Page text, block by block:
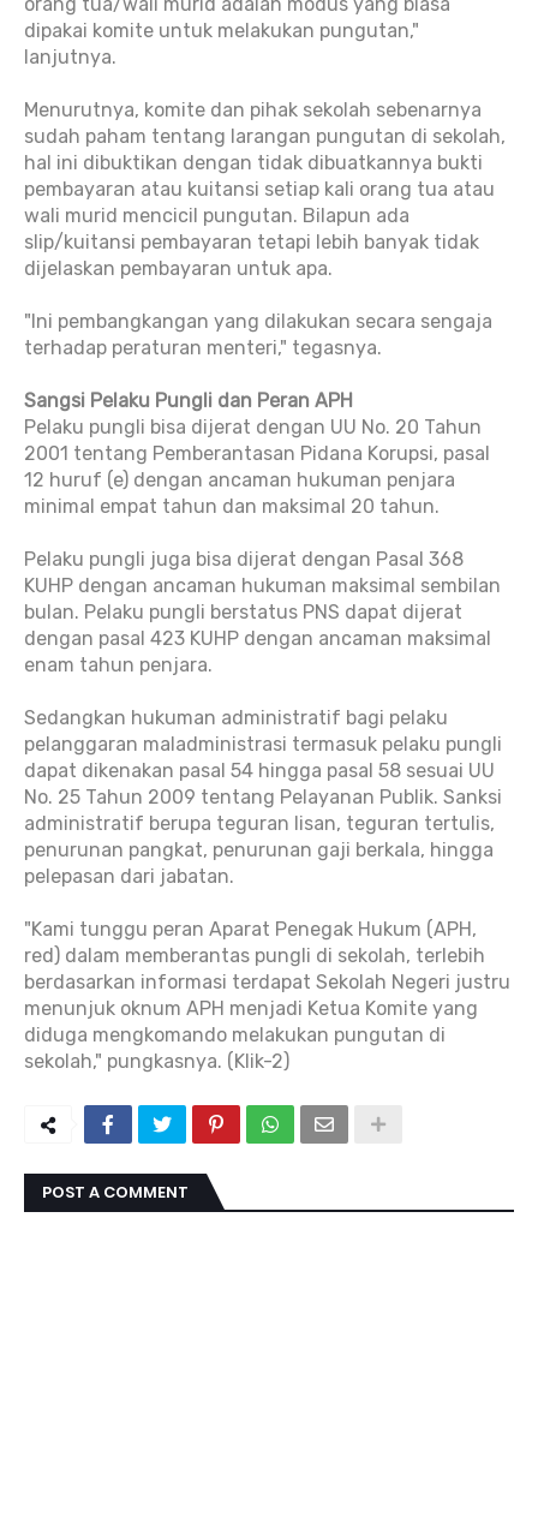
dipakai komite untuk melakukan pungutan,"
lanjutnya.
Menurutnya, komite dan pihak sekolah sebenarnya
sudah paham tentang larangan pungutan di sekolah,
hal ini dibuktikan dengan tidak dibuatkannya bukti
pembayaran atau kuitansi setiap kali orang tua atau
wali murid mencicil pungutan. Bilapun ada
slip/kuitansi pembayaran tetapi lebih banyak tidak
dijelaskan pembayaran untuk apa.
"Ini pembangkangan yang dilakukan secara sengaja
terhadap peraturan menteri," tegasnya.
Sangsi Pelaku Pungli dan Peran APH
Pelaku pungli bisa dijerat dengan UU No. 20 Tahun
2001 tentang Pemberantasan Pidana Korupsi, pasal
12 huruf (e) dengan ancaman hukuman penjara
minimal empat tahun dan maksimal 20 tahun.
Pelaku pungli juga bisa dijerat dengan Pasal 368
KUHP dengan ancaman hukuman maksimal sembilan
bulan. Pelaku pungli berstatus PNS dapat dijerat
dengan pasal 423 KUHP dengan ancaman maksimal
enam tahun penjara.
Sedangkan hukuman administratif bagi pelaku
pelanggaran maladministrasi termasuk pelaku pungli
dapat dikenakan pasal 54 hingga pasal 58 sesuai UU
No. 25 Tahun 2009 tentang Pelayanan Publik. Sanksi
administratif berupa teguran lisan, teguran tertulis,
penurunan pangkat, penurunan gaji berkala, hingga
pelepasan dari jabatan.
"Kami tunggu peran Aparat Penegak Hukum (APH,
red) dalam memberantas pungli di sekolah, terlebih
berdasarkan informasi terdapat Sekolah Negeri justru
menunjuk oknum APH menjadi Ketua Komite yang
diduga mengkomando melakukan pungutan di
sekolah," pungkasnya. (Klik-2)
POST A COMMENT